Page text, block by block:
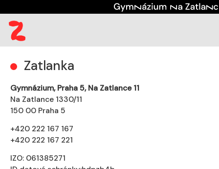
Zatlanka
Gymnázium, Praha 5, Na Zatlance 11
Na Zatlance 1330/11
150 00 Praha 5
+420 222 167 167
+420 222 167 221
IZO: 061385271